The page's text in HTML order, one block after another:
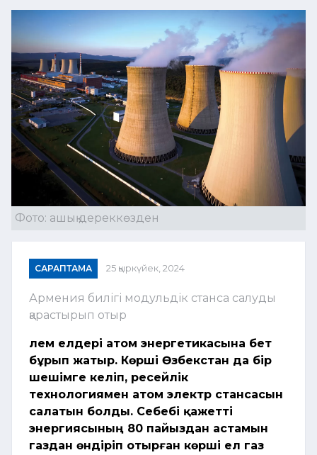
Фото: ашық дереккөзден
САРАПТАМА 25 қыркүйек, 2024
Армения билігі модульдік станса салуды
қарастырып отыр
Әлем елдері атом энергетикасына бет
бұрып жатыр. Көрші Өзбекстан да бір
шешімге келіп, ресейлік
технологиямен атом электр стансасын
салатын болды. Себебі қажетті
энергиясының 80 пайыздан астамын
газдан өндіріп отырған көрші ел газ